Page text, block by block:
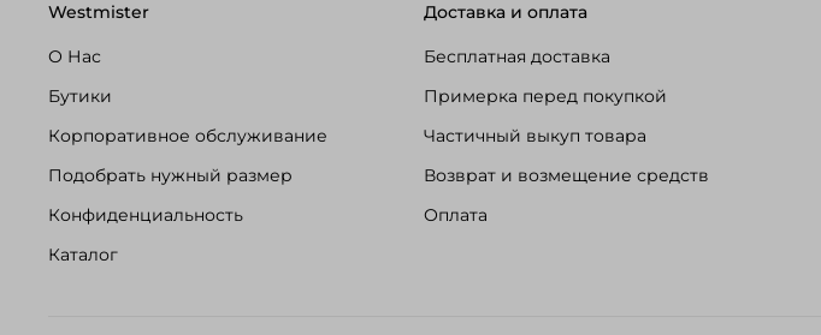
Westmister
О Нас
Бутики
Корпоративное обслуживание
Подобрать нужный размер
Конфиденциальность
Каталог
Доставка и оплата
Бесплатная доставка
Примерка перед покупкой
Частичный выкуп товара
Возврат и возмещение средств
Оплата